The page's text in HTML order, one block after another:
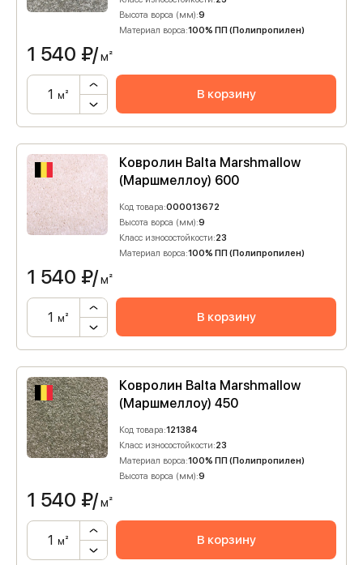
Высота ворса (мм):9
Материал ворса:100% ПП (Полипропилен)
1 540 ₽/м²
м² В корзину
Ковролин Balta Marshmallow
(Маршмеллоу) 600
Код товара:000013672
Высота ворса (мм):9
Класс износостойкости:23
Материал ворса:100% ПП (Полипропилен)
1 540 ₽/м²
м² В корзину
Ковролин Balta Marshmallow
(Маршмеллоу) 450
Код товара:121384
Класс износостойкости:23
Материал ворса:100% ПП (Полипропилен)
Высота ворса (мм):9
1 540 ₽/м²
м² В корзину